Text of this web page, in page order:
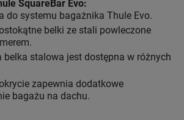
SquareBar Evo:
do systemu bagażnika Thule Evo.
belki ze stali powleczone
belka stalowa jest dostępna w różnych
zapewnia dodatkowe
bagażu na dachu.